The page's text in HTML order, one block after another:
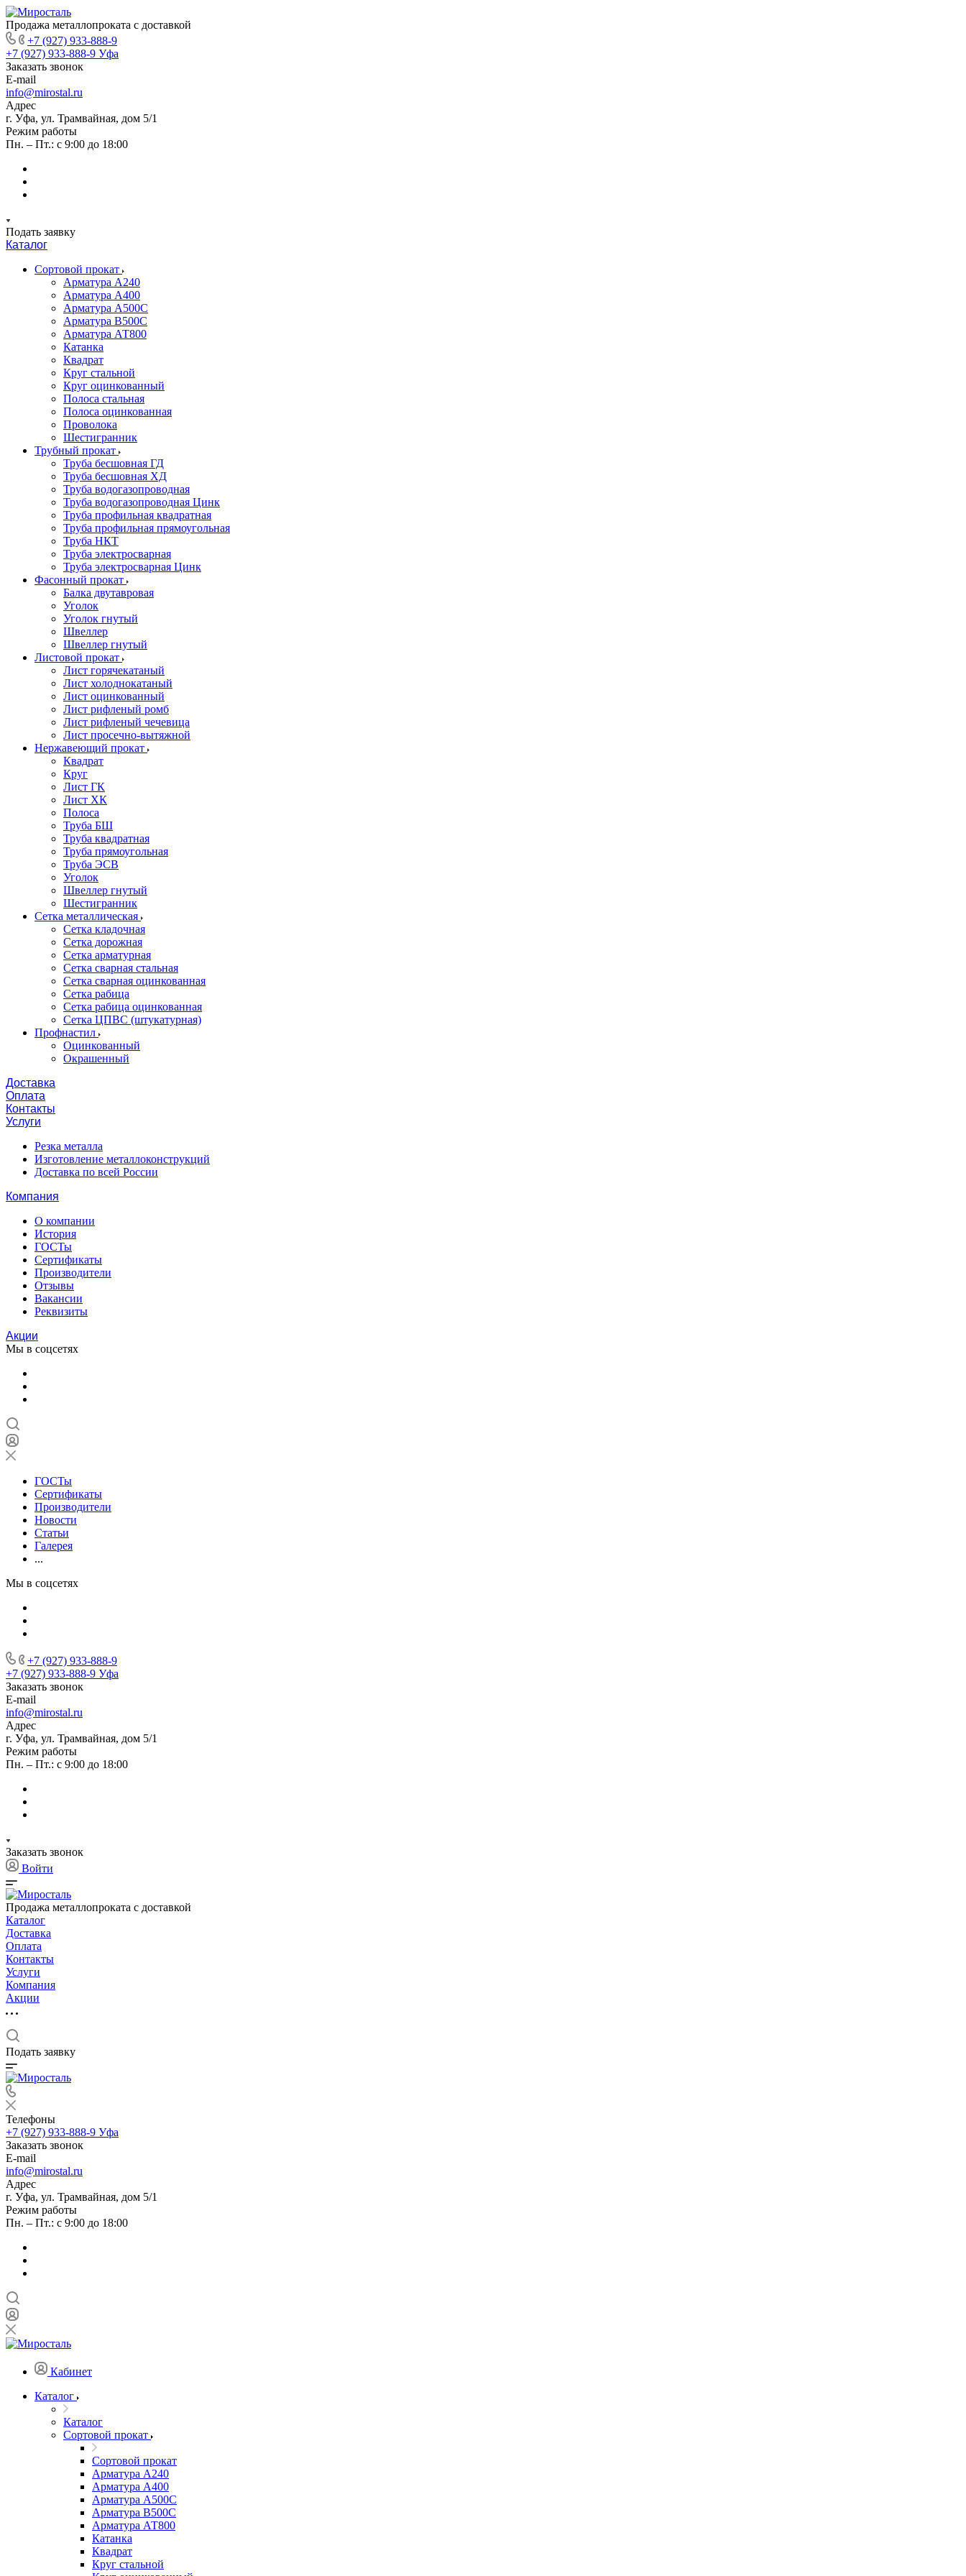
Продажа металлопроката с доставкой
+7 (927) 933-888-9
+7 (927) 933-888-9 Уфа
Заказать звонок
E-mail
info@mirostal.ru
Адрес
г. Уфа, ул. Трамвайная, дом 5/1
Режим работы
Пн. – Пт.: с 9:00 до 18:00
Подать заявку
Каталог
Сортовой прокат
Арматура А240
Арматура А400
Арматура А500C
Арматура В500С
Арматура АТ800
Катанка
Квадрат
Круг стальной
Круг оцинкованный
Полоса стальная
Полоса оцинкованная
Проволока
Шестигранник
Трубный прокат
Труба бесшовная ГД
Труба бесшовная ХД
Труба водогазопроводная
Труба водогазопроводная Цинк
Труба профильная квадратная
Труба профильная прямоугольная
Труба НКТ
Труба электросварная
Труба электросварная Цинк
Фасонный прокат
Балка двутавровая
Уголок
Уголок гнутый
Швеллер
Швеллер гнутый
Листовой прокат
Лист горячекатаный
Лист холоднокатаный
Лист оцинкованный
Лист рифленый ромб
Лист рифленый чечевица
Лист просечно-вытяжной
Нержавеющий прокат
Квадрат
Круг
Лист ГК
Лист ХК
Полоса
Труба БШ
Труба квадратная
Труба прямоугольная
Труба ЭСВ
Уголок
Швеллер гнутый
Шестигранник
Сетка металлическая
Сетка кладочная
Сетка дорожная
Сетка арматурная
Сетка сварная стальная
Сетка сварная оцинкованная
Сетка рабица
Сетка рабица оцинкованная
Сетка ЦПВС (штукатурная)
Профнастил
Оцинкованный
Окрашенный
Доставка
Оплата
Контакты
Услуги
Резка металла
Изготовление металлоконструкций
Доставка по всей России
Компания
О компании
История
ГОСТы
Сертификаты
Производители
Отзывы
Вакансии
Реквизиты
Акции
Мы в соцсетях
ГОСТы
Сертификаты
Производители
Новости
Статьи
Галерея
...
Мы в соцсетях
+7 (927) 933-888-9
+7 (927) 933-888-9 Уфа
Заказать звонок
E-mail
info@mirostal.ru
Адрес
г. Уфа, ул. Трамвайная, дом 5/1
Режим работы
Пн. – Пт.: с 9:00 до 18:00
Заказать звонок
Войти
Продажа металлопроката с доставкой
Каталог
Доставка
Оплата
Контакты
Услуги
Компания
Акции
Подать заявку
Телефоны
+7 (927) 933-888-9 Уфа
Заказать звонок
E-mail
info@mirostal.ru
Адрес
г. Уфа, ул. Трамвайная, дом 5/1
Режим работы
Пн. – Пт.: с 9:00 до 18:00
Кабинет
Каталог
Каталог
Сортовой прокат
Сортовой прокат
Арматура А240
Арматура А400
Арматура А500C
Арматура В500С
Арматура АТ800
Катанка
Квадрат
Круг стальной